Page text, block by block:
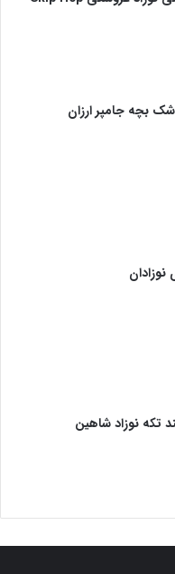
بچه جامپر ارزان
تکه نوزاد شاهین